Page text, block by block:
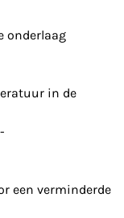
onderlaag
in de
een verminderde